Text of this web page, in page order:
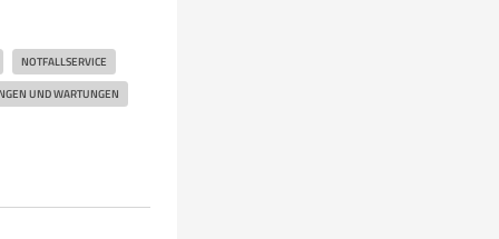
NOTFALLSERVICE
UND WARTUNGEN